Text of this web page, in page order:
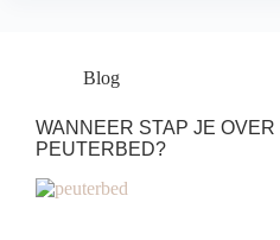
Blog
WANNEER STAP JE OVER
PEUTERBED?